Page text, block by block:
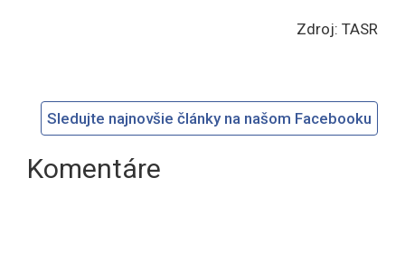
Zdroj: TASR
Sledujte najnovšie články na našom Facebooku
Komentáre